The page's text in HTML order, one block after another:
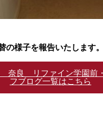
の様子を報告いたします。
奈良 リファイン学園前
フブログ一覧はこちら